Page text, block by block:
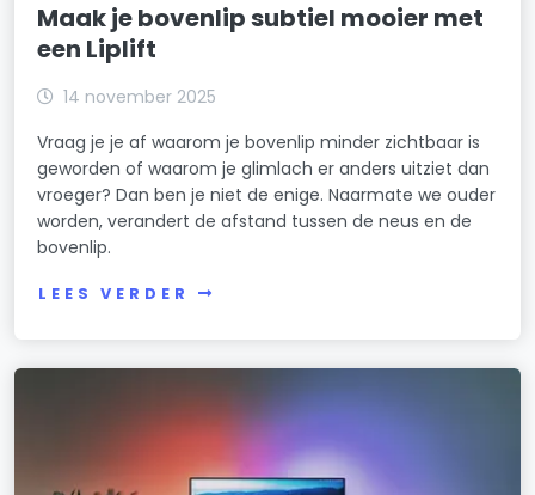
Maak je bovenlip subtiel mooier met
een Liplift
14 november 2025
Vraag je je af waarom je bovenlip minder zichtbaar is
geworden of waarom je glimlach er anders uitziet dan
vroeger? Dan ben je niet de enige. Naarmate we ouder
worden, verandert de afstand tussen de neus en de
bovenlip.
LEES VERDER